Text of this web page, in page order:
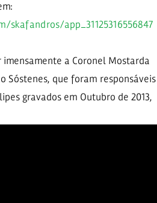
skafandros/app_31125316556847
a Coronel Mostarda
Sóstenes, que foram responsáveis
gravados em Outubro de 2013,